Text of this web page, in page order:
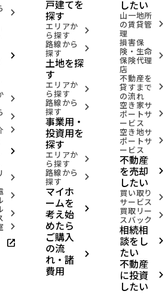
arrow_forward_ios
arrow_forward_ios
arrow_forward_ios
arrow_forward_ios
arrow_forward_ios
arrow_forward_ios
arrow_forward_ios
arrow_forward_ios
arrow_forward_ios
arrow_forward_ios
open_in_new
戸建てを
探す
エリアか
ら探す arrow_forward_ios
路線から
探す arrow_forward_ios
土地を探
す
エリアか
ら探す arrow_forward_ios
路線から
探す arrow_forward_ios
事業用・
投資用を
探す
エリアか
ら探す arrow_forward_ios
路線から
探す arrow_forward_ios
マイホ
ームを
考え始
めたら
arrow_forward_ios
ご購入
の流
れ・諸
費用
arrow_forward_ios
したい
山一地所
の賃貸管
理
arrow_forward_ios
損害保
険・生命
保険代理
店
arrow_forward_ios
不動産を
貸すまで
の流れ
arrow_forward_ios
空き家サ
ポートサ
ービス
arrow_forward_ios
空き地サ
ポートサ
ービス
arrow_forward_ios
不動産
を売却
したい
arrow_forward_ios
買い取り
サービス arrow_forward_ios
買取リー
スバック arrow_forward_ios
相続相
談をし
たい
arrow_forward_ios
不動産
に投資
したい
arrow_forward_ios